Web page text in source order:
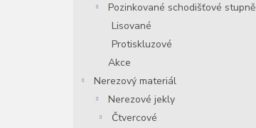
Pozinkované schodišťové stupně
Lisované
Protiskluzové
Akce
Nerezový materiál
Nerezové jekly
Čtvercové